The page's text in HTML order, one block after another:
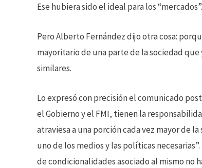
Ese hubiera sido el ideal para los “mercados”.
Pero Alberto Fernández dijo otra cosa:
mayoritario de una parte de la sociedad
similares.
Lo expresó con precisión el comunicado
el Gobierno y el FMI, tienen la
atraviesa a una porción cada vez mayor de
uno de los medios y las políticas
de condicionalidades asociado al mismo no